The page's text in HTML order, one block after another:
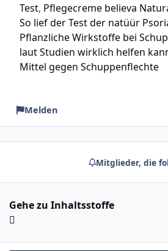
Test Pflegecreme believa
So lief der Test der natüür
Pflanzliche Wirkstoffe bei
laut Studien wirklich helfen
Mittel gegen Schuppenflechte
Melden
Mitglieder, die
Gehe zu Inhaltsstoffe